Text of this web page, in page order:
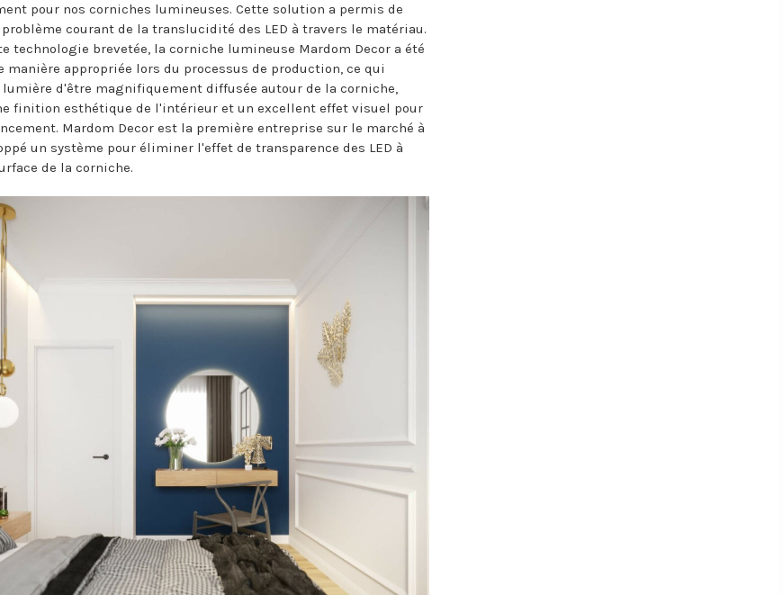
pour nos corniches lumineuses. Cette solution a permis de
courant de la translucidité des LED à travers le matériau.
technologie brevetée, la corniche lumineuse Mardom Decor a été
manière appropriée lors du processus de production, ce qui
lumière d'être magnifiquement diffusée autour de la corniche,
finition esthétique de l'intérieur et un excellent effet visuel pour
Mardom Decor est la première entreprise sur le marché à
un système pour éliminer l'effet de transparence des LED à
de la corniche.